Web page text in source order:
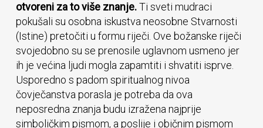
otvoreni za to više znanje.Ti sveti mudraci
pokušali su osobna iskustva neosobne Stvarnosti
(Istine) pretočiti u formu riječi. Ove božanske riječi
svojedobno su se prenosile uglavnom usmeno jer
ih je većina ljudi mogla zapamtiti i shvatiti isprve.
Usporedno s padom spiritualnog nivoa
čovječanstva porasla je potreba da ova
neposredna znanja budu izražena najprije
simboličkim pismom, a poslije i običnim pismom